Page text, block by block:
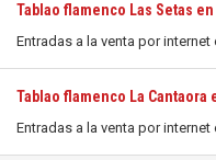
Tablao flamenco Las Setas
Entradas a la venta por internet
Tablao flamenco La Cantaora
Entradas a la venta por internet